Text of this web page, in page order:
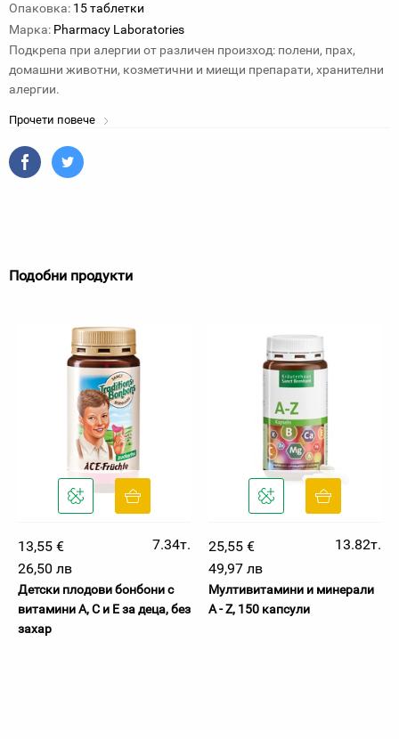
Опаковка: 15 таблетки
Марка: Pharmacy Laboratories
Подкрепа при алергии от различен произход: полени, прах,
домашни животни, козметични и миещи препарати, хранителни
алергии.
Прочети повече
Подобни продукти
13,55 €
7.34т.
26,50 лв
Детски плодови бонбони с
витамини А, C и E за деца, без
захар
25,55 €
13.82т.
49,97 лв
Мултивитамини и минерали
A - Z, 150 капсули